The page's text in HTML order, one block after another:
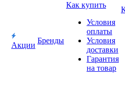
Акции
Бренды
Как купить
Условия
оплаты
Условия
доставки
Гарантия
на товар